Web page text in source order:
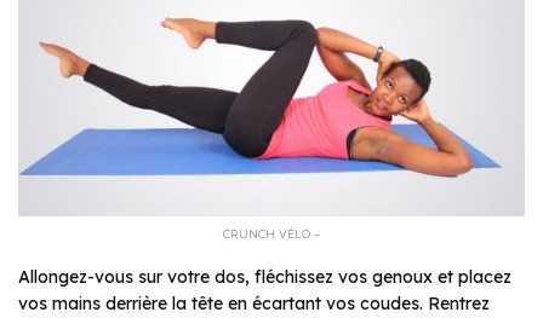
CRUNCH VÉLO –
Allongez-vous sur votre dos, fléchissez vos genoux et placez
vos mains derrière la tête en écartant vos coudes. Rentrez